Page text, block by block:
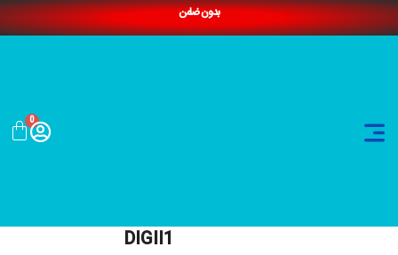
بدون ضامن
0
DIGII1